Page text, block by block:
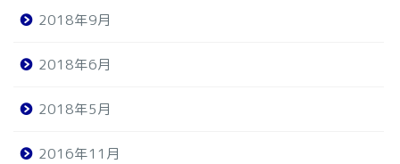
2018年9月
2018年6月
2018年5月
2016年11月